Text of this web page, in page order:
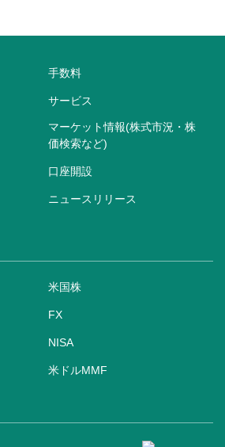
手数料
サービス
マーケット情報(株式市況・株
価検索など)
口座開設
ニュースリリース
米国株
FX
NISA
米ドルMMF